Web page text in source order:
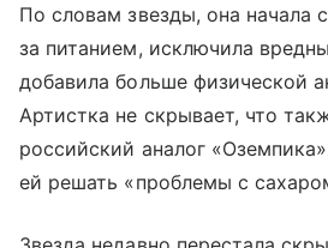
По словам звезды, она начала
за питанием, исключила
добавила больше физической
Артистка не скрывает, что
российский аналог
ей решать «проблемы с